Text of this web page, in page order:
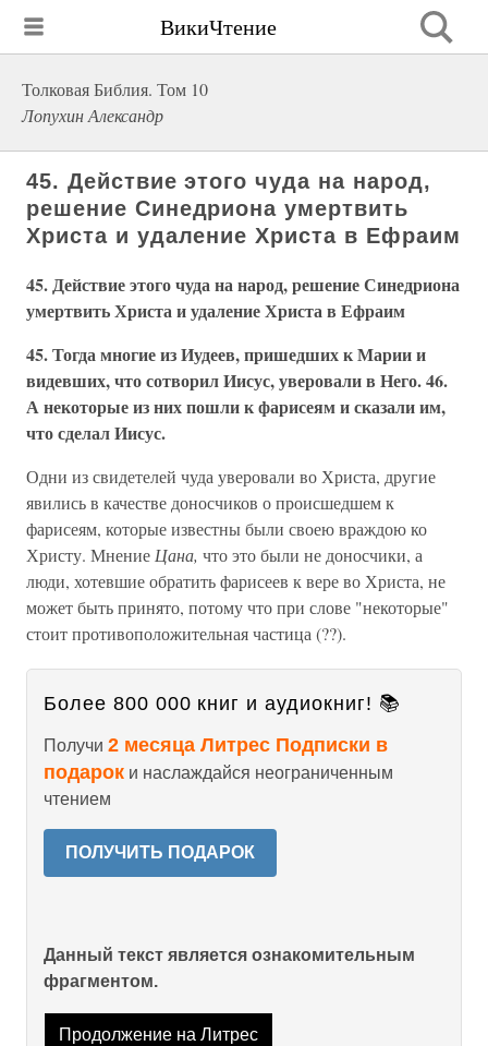
ВикиЧтение
Толковая Библия. Том 10
Лопухин Александр
45. Действие этого чуда на народ,
решение Синедриона умертвить
Христа и удаление Христа в Ефраим
45. Действие этого чуда на народ, решение Синедриона
умертвить Христа и удаление Христа в Ефраим
45. Тогда многие из Иудеев, пришедших к Марии и
видевших, что сотворил Иисус, уверовали в Него. 46.
А некоторые из них пошли к фарисеям и сказали им,
что сделал Иисус.
Одни из свидетелей чуда уверовали во Христа, другие
явились в качестве доносчиков о происшедшем к
фарисеям, которые известны были своею враждою ко
Христу. Мнение Цана, что это были не доносчики, а
люди, хотевшие обратить фарисеев к вере во Христа, не
может быть принято, потому что при слове "некоторые"
стоит противоположительная частица (??).
Более 800 000 книг и аудиокниг! 📚
Получи 2 месяца Литрес Подписки в
подарок и наслаждайся неограниченным
чтением
ПОЛУЧИТЬ ПОДАРОК
Данный текст является ознакомительным
фрагментом.
Продолжение на Литрес